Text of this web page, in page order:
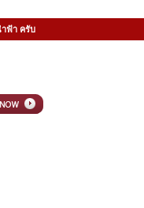
าฟ้า ครับ